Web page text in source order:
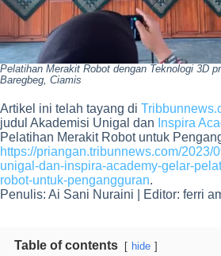
Pelatihan Merakit Robot dengan Teknologi 3D
Baregbeg, Ciamis
Artikel ini telah tayang di
judul Akademisi Unigal dan Inspira
Pelatihan Merakit Robot untuk
https://priangan.tribunnews.com/2023/
unigal-dan-inspira-academy-gelar-
robot-untuk-pengangguran.
Penulis: Ai Sani Nuraini | Editor: ferri
Table of contents hide